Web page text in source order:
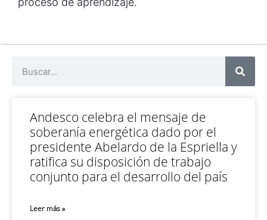
Andesco celebra el mensaje de
soberanía energética dado por el
presidente Abelardo de la Espriella y
ratifica su disposición de trabajo
conjunto para el desarrollo del país
Leer más »